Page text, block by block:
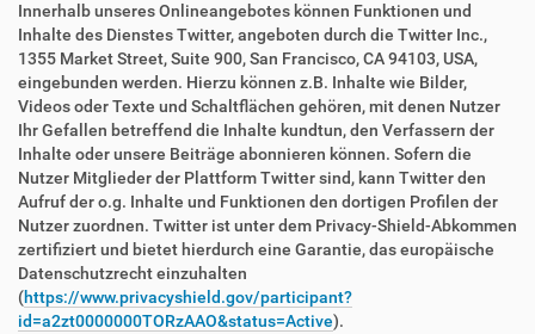
Innerhalb unseres Onlineangebotes können Funktionen und
Inhalte des Dienstes Twitter, angeboten durch die Twitter Inc.,
1355 Market Street, Suite 900, San Francisco, CA 94103, USA,
eingebunden werden. Hierzu können z.B. Inhalte wie Bilder,
Videos oder Texte und Schaltflächen gehören, mit denen Nutzer
Ihr Gefallen betreffend die Inhalte kundtun, den Verfassern der
Inhalte oder unsere Beiträge abonnieren können. Sofern die
Nutzer Mitglieder der Plattform Twitter sind, kann Twitter den
Aufruf der o.g. Inhalte und Funktionen den dortigen Profilen der
Nutzer zuordnen. Twitter ist unter dem Privacy-Shield-Abkommen
zertifiziert und bietet hierdurch eine Garantie, das europäische
Datenschutzrecht einzuhalten
(https://www.privacyshield.gov/participant?
id=a2zt0000000TORzAAO&status=Active).